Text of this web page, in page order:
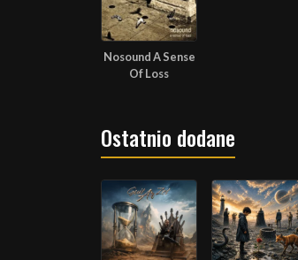
Nosound A Sense
Of Loss
Ostatnio dodane